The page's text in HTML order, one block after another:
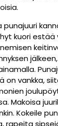
punajuuri
kuori estää
on vankka,
Makoisa
Kokeile
rapeita